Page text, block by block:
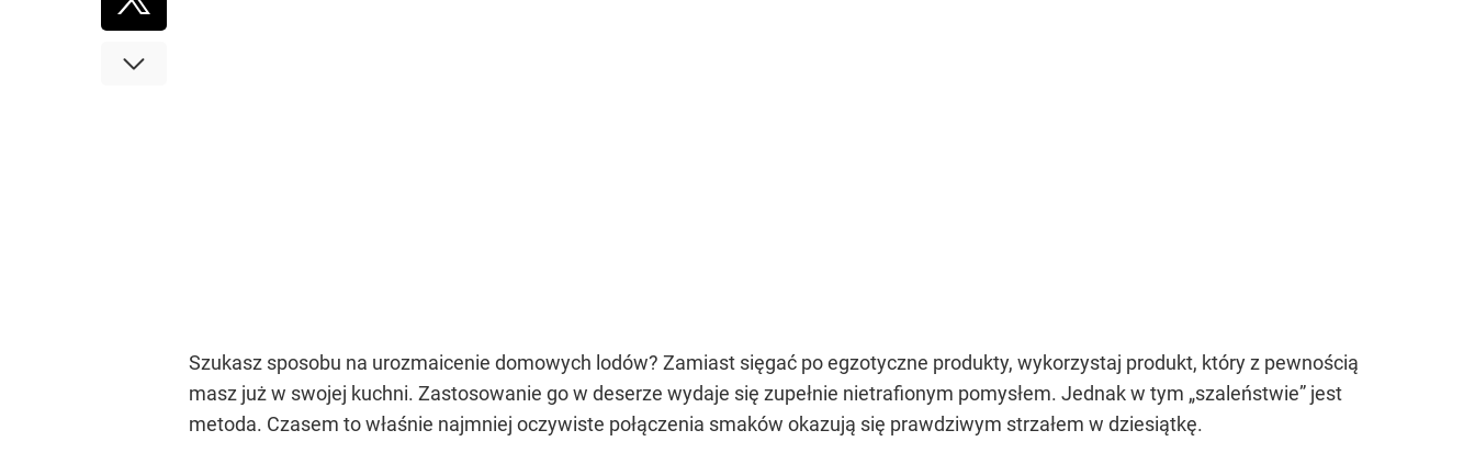
Szukasz sposobu na urozmaicenie domowych lodów? Zamiast sięgać po egzotyczne produkty, wykorzystaj produkt, który z pewnością
masz już w swojej kuchni. Zastosowanie go w deserze wydaje się zupełnie nietrafionym pomysłem. Jednak w tym „szaleństwie” jest
metoda. Czasem to właśnie najmniej oczywiste połączenia smaków okazują się prawdziwym strzałem w dziesiątkę.